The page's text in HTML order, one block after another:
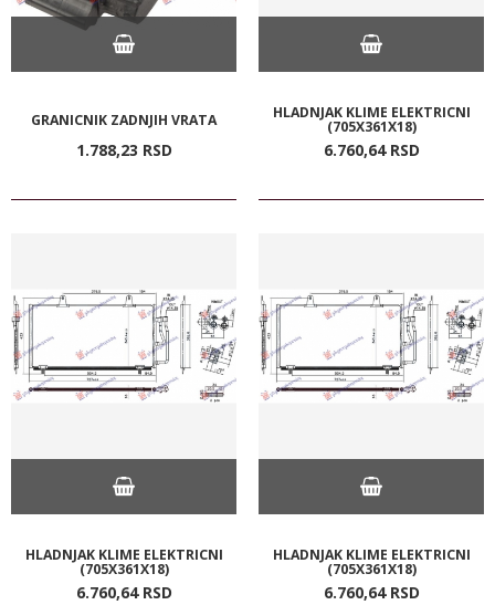
GRANICNIK ZADNJIH VRATA
1.788,23 RSD
HLADNJAK KLIME ELEKTRICNI
(705X361X18)
6.760,64 RSD
HLADNJAK KLIME ELEKTRICNI
(705X361X18)
6.760,64 RSD
HLADNJAK KLIME ELEKTRICNI
(705X361X18)
6.760,64 RSD